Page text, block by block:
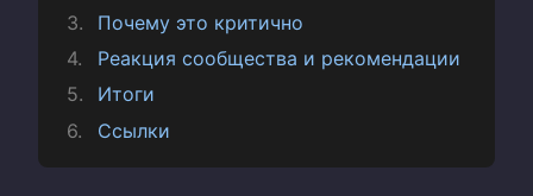
Почему это критично
Реакция сообщества и рекомендации
Итоги
Ссылки